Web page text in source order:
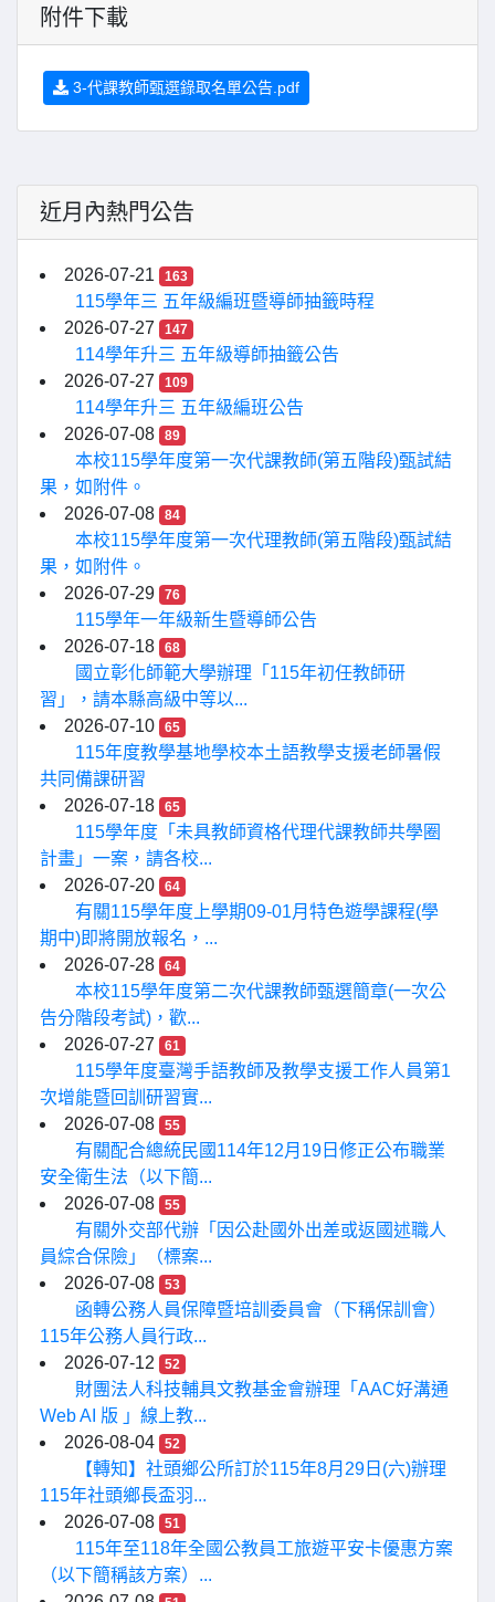
附件下載
3-代課教師甄選錄取名單公告.pdf
近月內熱門公告
2026-07-21 163
115學年三 五年級編班暨導師抽籤時程
2026-07-27
147
114學年升三 五年級導師抽籤公告
2026-07-27
109
114學年升三 五年級編班公告
2026-07-08
89
本校115學年度第一次代課教師(第五階段)甄試結
果，如附件。
2026-07-08
84
本校115學年度第一次代理教師(第五階段)甄試結
果，如附件。
2026-07-29
76
115學年一年級新生暨導師公告
2026-07-18
68
國立彰化師範大學辦理「115年初任教師研
習」，請本縣高級中等以...
2026-07-10
65
115年度教學基地學校本土語教學支援老師暑假
共同備課研習
2026-07-18
65
115學年度「未具教師資格代理代課教師共學圈
計畫」一案，請各校...
2026-07-20
64
有關115學年度上學期09-01月特色遊學課程(學
期中)即將開放報名，...
2026-07-28
64
本校115學年度第二次代課教師甄選簡章(一次公
告分階段考試)，歡...
2026-07-27
61
115學年度臺灣手語教師及教學支援工作人員第1
次增能暨回訓研習實...
2026-07-08
55
有關配合總統民國114年12月19日修正公布職業
安全衛生法（以下簡...
2026-07-08
55
有關外交部代辦「因公赴國外出差或返國述職人
員綜合保險」（標案...
2026-07-08
53
函轉公務人員保障暨培訓委員會（下稱保訓會）
115年公務人員行政...
2026-07-12
52
財團法人科技輔具文教基金會辦理「AAC好溝通
Web AI 版 」線上教...
2026-08-04
52
【轉知】社頭鄉公所訂於115年8月29日(六)辦理
115年社頭鄉長盃羽...
2026-07-08
51
115年至118年全國公教員工旅遊平安卡優惠方案
（以下簡稱該方案）...